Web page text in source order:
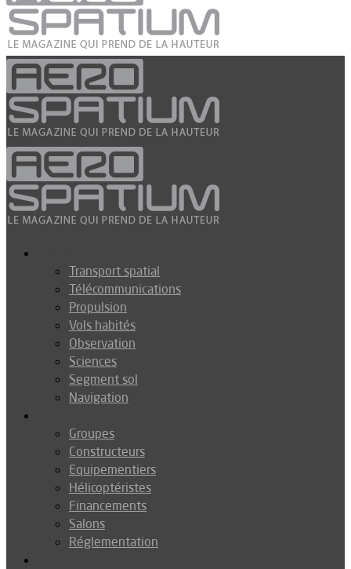
Transport spatial
Télécommunications
Propulsion
Vols habités
Observation
Sciences
Segment sol
Navigation
Groupes
Constructeurs
Equipementiers
Hélicoptéristes
Financements
Salons
Réglementation